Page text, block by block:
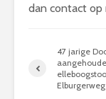
dan contact
47 jarige